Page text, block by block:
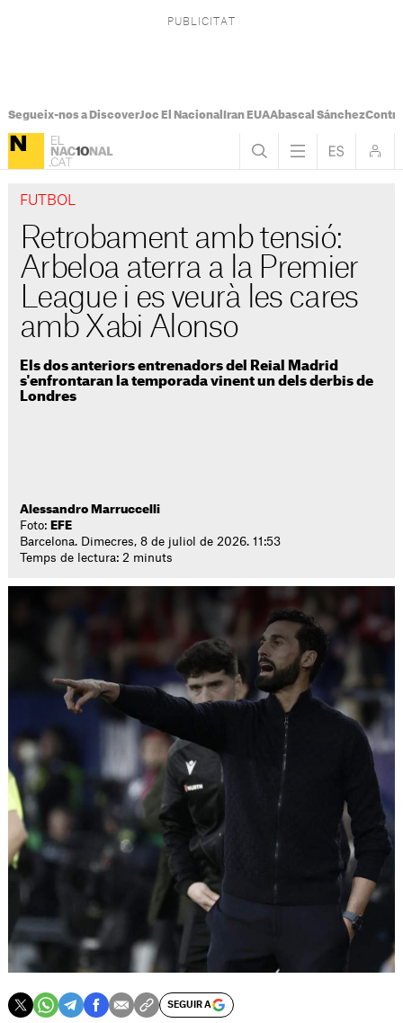
Segueix-nos a DiscoverJoc El Nacional Iran EUAAbascal Sánchez
FUTBOL
Retrobament amb tensió:
Arbeloa aterra a la Premier
League i es veurà les cares
amb Xabi Alonso
Els dos anteriors entrenadors del Reial Madrid
s'enfrontaran la temporada vinent un dels derbis de
Londres
Alessandro Marruccelli
Foto: EFE
Barcelona. Dimecres, 8 de juliol de 2026. 11:53
Temps de lectura: 2 minuts
SEGUIR A